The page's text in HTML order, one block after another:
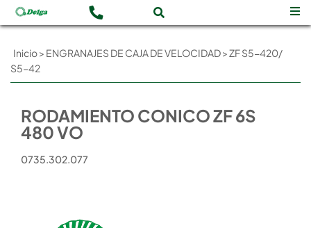
Inicio> ENGRANAJES DE CAJA DE VELOCIDAD>ZF S5-420/
S5-42
RODAMIENTO CONICO ZF 6S
480 VO
0735.302.077